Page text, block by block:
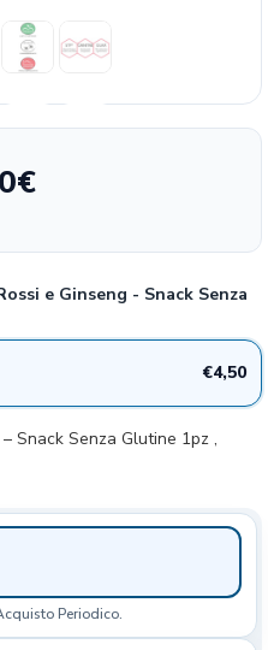
€
e Ginseng - Snack Senza
€4,50
Snack Senza Glutine 1pz ,
Periodico.